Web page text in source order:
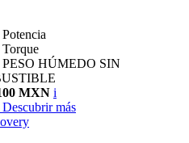
Potencia
Torque
PESO HÚMEDO SIN
MXN i
Descubrir más